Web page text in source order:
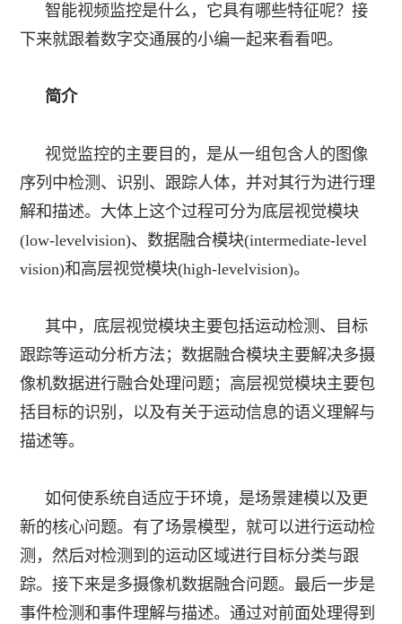
智能视频监控是什么，它具有哪些特征呢？接
下来就跟着数字交通展的小编一起来看看吧。
简介
视觉监控的主要目的，是从一组包含人的图像
序列中检测、识别、跟踪人体，并对其行为进行理
解和描述。大体上这个过程可分为底层视觉模块
(low-levelvision)、数据融合模块(intermediate-level
vision)和高层视觉模块(high-levelvision)。
其中，底层视觉模块主要包括运动检测、目标
跟踪等运动分析方法；数据融合模块主要解决多摄
像机数据进行融合处理问题；高层视觉模块主要包
括目标的识别，以及有关于运动信息的语义理解与
描述等。
如何使系统自适应于环境，是场景建模以及更
新的核心问题。有了场景模型，就可以进行运动检
测，然后对检测到的运动区域进行目标分类与跟
踪。接下来是多摄像机数据融合问题。最后一步是
事件检测和事件理解与描述。通过对前面处理得到